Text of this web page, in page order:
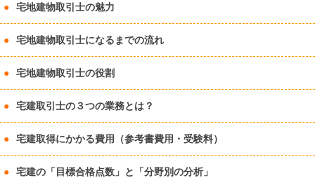
宅地建物取引士の魅力
宅地建物取引士になるまでの流れ
宅地建物取引士の役割
宅建取引士の３つの業務とは？
宅建取得にかかる費用（参考書費用・受験料）
宅建の「目標合格点数」と「分野別の分析」